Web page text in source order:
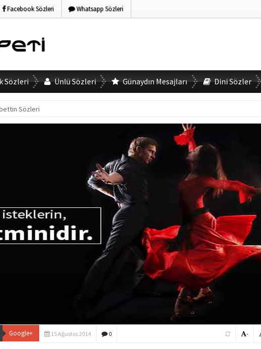
Facebook Sözleri Whatsapp Sözleri
Sözleri Ünlü Sözleri Günaydın Mesajları Dini Sözler
Sözleri
Google+ 15 Ağustos 2014 0 -